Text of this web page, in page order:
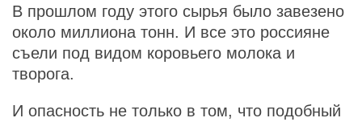
В прошлом году этого сырья было завезено
около миллиона тонн. И все это россияне
съели под видом коровьего молока и
творога.
И опасность не только в том, что подобный